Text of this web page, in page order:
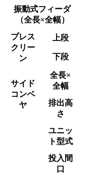
振動式フィーダ
（全長×全幅）
プレス
クリー
ン
上段
下段
サイド
コンベ
ヤ
全長×
全幅
排出高
さ
ユニッ
ト型式
投入間
口